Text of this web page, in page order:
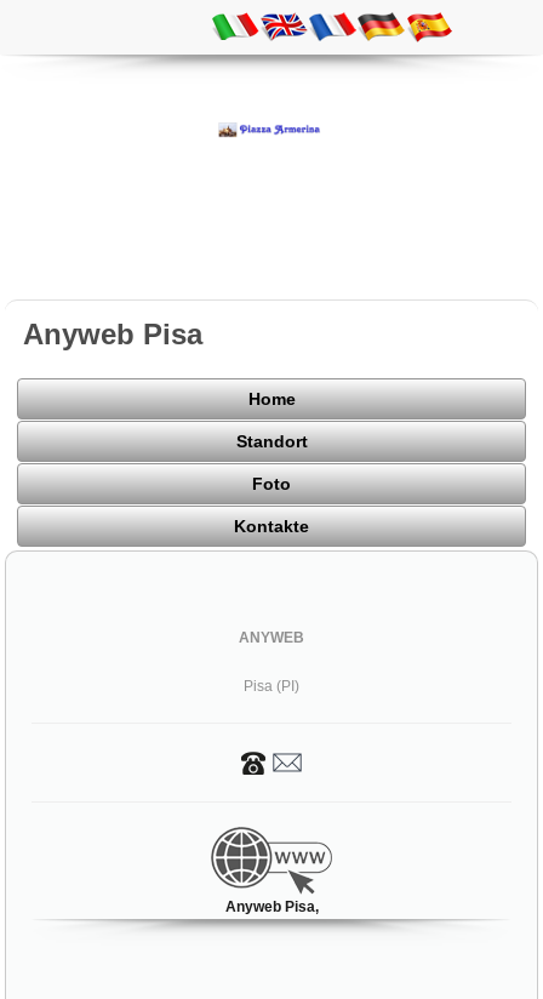
Anyweb Pisa
Home
Standort
Foto
Kontakte
ANYWEB
Pisa (PI)
Anyweb Pisa,